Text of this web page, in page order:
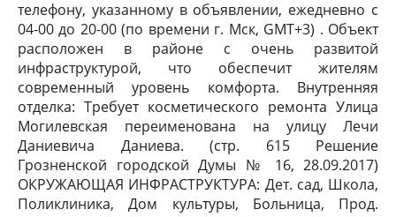
телефону, указанному в объявлении, ежедневно с
04-00 до 20-00 (по времени г. Мск, GMT+3) . Объект
расположен в районе с очень развитой
инфраструктурой, что обеспечит жителям
современный уровень комфорта. Внутренняя
отделка: Требует косметического ремонта Улица
Могилевская переименована на улицу Лечи
Даниевича Даниева. (стр. 615 Решение
Грозненской городской Думы № 16, 28.09.2017)
ОКРУЖАЮЩАЯ ИНФРАСТРУКТУРА: Дет. сад, Школа,
Поликлиника, Дом культуры, Больница, Прод.